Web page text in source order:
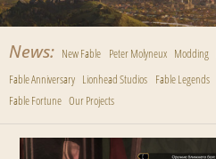
News New Fable Peter Molyneux Modding
Fable Anniversary Lionhead Studios Fable Legends
Fable Fortune Our Projects